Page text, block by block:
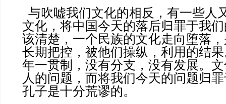
与吹嘘我们文化的相反，有一些人
文化，将中国今天的落后归罪于我
该清楚，一个民族的文化走向堕落
长期把控，被他们操纵，利用的结
年一贯制，没有分支，没有发展。
人的问题，而将我们今天的问题归
孔子是十分荒谬的。